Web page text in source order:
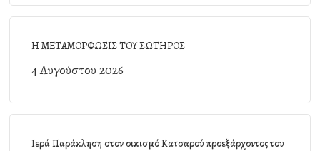
Η ΜΕΤΑΜΟΡΦΩΣΙΣ ΤΟΥ ΣΩΤΗΡΟΣ
4 Αυγούστου 2026
Ιερά Παράκληση στον οικισμό Κατσαρού προεξάρχοντος του